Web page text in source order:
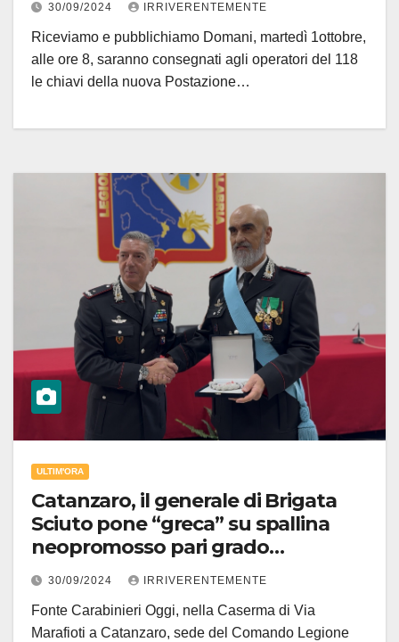
30/09/2024 IRRIVERENTEMENTE
Riceviamo e pubblichiamo Domani, martedì 1ottobre,
alle ore 8, saranno consegnati agli operatori del 118
le chiavi della nuova Postazione…
ULTIM'ORA
Catanzaro, il generale di Brigata
Sciuto pone “greca” su spallina
neopromosso pari grado
Francesco Iacono
30/09/2024 IRRIVERENTEMENTE
Fonte Carabinieri Oggi, nella Caserma di Via
Marafioti a Catanzaro, sede del Comando Legione